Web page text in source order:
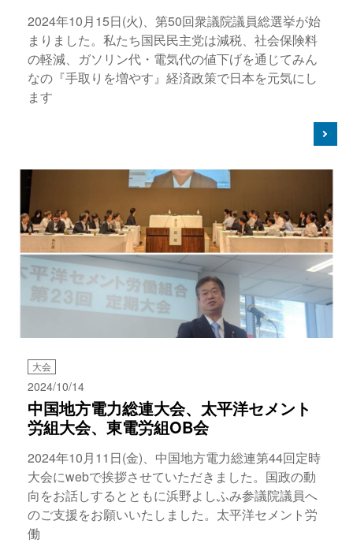
2024年10月15日(火)、第50回衆議院議員総選挙が始
まりました。私たち国民民主党は減税、社会保険料
の軽減、ガソリン代・電気代の値下げを通じてみん
なの『手取りを増やす』経済政策で日本を元気にし
ます
大会
2024/10/14
中国地方電力総連大会、太平洋セメント
労組大会、東電労組OB会
2024年10月11日(金)、中国地方電力総連第44回定時
大会にwebで挨拶させていただきました。国政の動
向をお話しするとともに浜野よしふみ参議院議員へ
のご支援をお願いいたしました。太平洋セメント労
働